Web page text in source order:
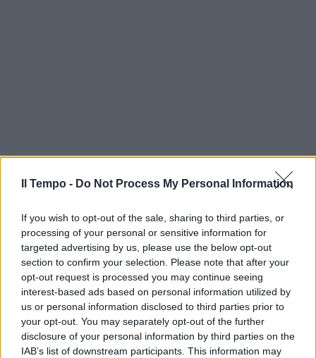
Il Tempo - Do Not Process My Personal Information
If you wish to opt-out of the sale, sharing to third parties, or
processing of your personal or sensitive information for
targeted advertising by us, please use the below opt-out
section to confirm your selection. Please note that after your
opt-out request is processed you may continue seeing
interest-based ads based on personal information utilized by
us or personal information disclosed to third parties prior to
your opt-out. You may separately opt-out of the further
disclosure of your personal information by third parties on the
IAB’s list of downstream participants. This information may